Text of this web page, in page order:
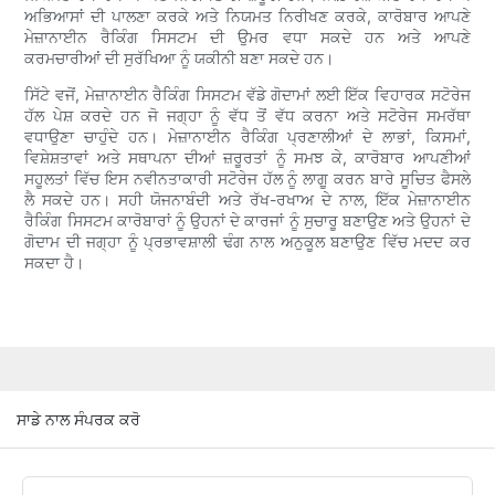
ਅਭਿਆਸਾਂ ਦੀ ਪਾਲਣਾ ਕਰਕੇ ਅਤੇ ਨਿਯਮਤ ਨਿਰੀਖਣ ਕਰਕੇ, ਕਾਰੋਬਾਰ ਆਪਣੇ
ਮੇਜ਼ਾਨਾਈਨ ਰੈਕਿੰਗ ਸਿਸਟਮ ਦੀ ਉਮਰ ਵਧਾ ਸਕਦੇ ਹਨ ਅਤੇ ਆਪਣੇ
ਕਰਮਚਾਰੀਆਂ ਦੀ ਸੁਰੱਖਿਆ ਨੂੰ ਯਕੀਨੀ ਬਣਾ ਸਕਦੇ ਹਨ।
ਸਿੱਟੇ ਵਜੋਂ, ਮੇਜ਼ਾਨਾਈਨ ਰੈਕਿੰਗ ਸਿਸਟਮ ਵੱਡੇ ਗੋਦਾਮਾਂ ਲਈ ਇੱਕ ਵਿਹਾਰਕ ਸਟੋਰੇਜ
ਹੱਲ ਪੇਸ਼ ਕਰਦੇ ਹਨ ਜੋ ਜਗ੍ਹਾ ਨੂੰ ਵੱਧ ਤੋਂ ਵੱਧ ਕਰਨਾ ਅਤੇ ਸਟੋਰੇਜ ਸਮਰੱਥਾ
ਵਧਾਉਣਾ ਚਾਹੁੰਦੇ ਹਨ। ਮੇਜ਼ਾਨਾਈਨ ਰੈਕਿੰਗ ਪ੍ਰਣਾਲੀਆਂ ਦੇ ਲਾਭਾਂ, ਕਿਸਮਾਂ,
ਵਿਸ਼ੇਸ਼ਤਾਵਾਂ ਅਤੇ ਸਥਾਪਨਾ ਦੀਆਂ ਜ਼ਰੂਰਤਾਂ ਨੂੰ ਸਮਝ ਕੇ, ਕਾਰੋਬਾਰ ਆਪਣੀਆਂ
ਸਹੂਲਤਾਂ ਵਿੱਚ ਇਸ ਨਵੀਨਤਾਕਾਰੀ ਸਟੋਰੇਜ ਹੱਲ ਨੂੰ ਲਾਗੂ ਕਰਨ ਬਾਰੇ ਸੂਚਿਤ ਫੈਸਲੇ
ਲੈ ਸਕਦੇ ਹਨ। ਸਹੀ ਯੋਜਨਾਬੰਦੀ ਅਤੇ ਰੱਖ-ਰਖਾਅ ਦੇ ਨਾਲ, ਇੱਕ ਮੇਜ਼ਾਨਾਈਨ
ਰੈਕਿੰਗ ਸਿਸਟਮ ਕਾਰੋਬਾਰਾਂ ਨੂੰ ਉਹਨਾਂ ਦੇ ਕਾਰਜਾਂ ਨੂੰ ਸੁਚਾਰੂ ਬਣਾਉਣ ਅਤੇ ਉਹਨਾਂ ਦੇ
ਗੋਦਾਮ ਦੀ ਜਗ੍ਹਾ ਨੂੰ ਪ੍ਰਭਾਵਸ਼ਾਲੀ ਢੰਗ ਨਾਲ ਅਨੁਕੂਲ ਬਣਾਉਣ ਵਿੱਚ ਮਦਦ ਕਰ
ਸਕਦਾ ਹੈ।
ਸਾਡੇ ਨਾਲ ਸੰਪਰਕ ਕਰੋ